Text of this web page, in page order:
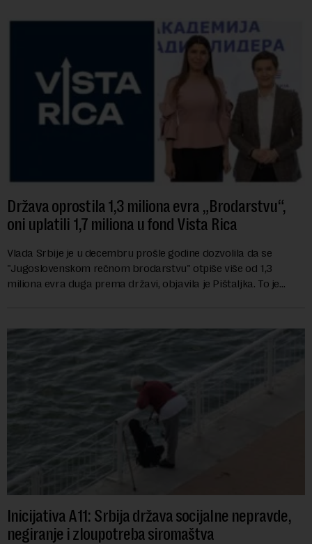
Država oprostila 1,3 miliona evra „Brodarstvu“,
oni uplatili 1,7 miliona u fond Vista Rica
Vlada Srbije je u decembru prošle godine dozvolila da se
"Jugoslovenskom rečnom brodarstvu" otpiše više od 1,3
miliona evra duga prema državi, objavila je Pištaljka. To je
Inicijativa A11: Srbija država socijalne nepravde,
negiranje i zloupotreba siromaštva